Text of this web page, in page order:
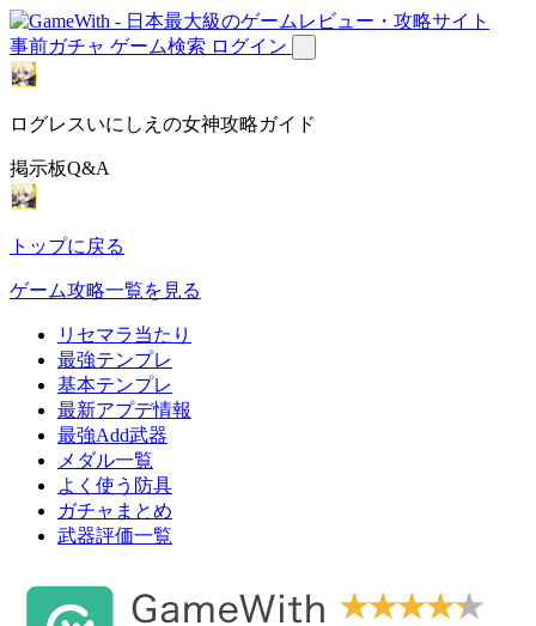
事前ガチャ ゲーム検索 ログイン
ログレスいにしえの女神攻略ガイド
掲示板Q&A
トップに戻る
ゲーム攻略一覧を見る
リセマラ当たり
最強テンプレ
基本テンプレ
最新アプデ情報
最強Add武器
メダル一覧
よく使う防具
ガチャまとめ
武器評価一覧